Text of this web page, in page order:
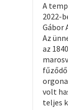
A
2022-
Gábor
Az
az
volt
teljes